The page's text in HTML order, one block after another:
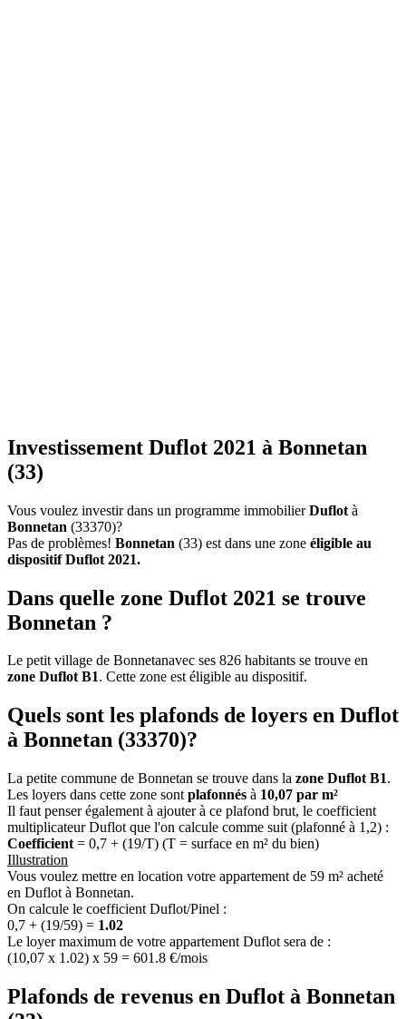
Investissement Duflot 2021 à Bonnetan
(33)
Vous voulez investir dans un programme immobilierDuflot à
Bonnetan (33370)?
Pas de problèmes! Bonnetan (33) est dans une zone éligible au
dispositif Duflot 2021.
Dans quelle zone Duflot 2021 se trouve
Bonnetan ?
Le petit village de Bonnetanavec ses 826 habitants se trouve en
zone Duflot B1. Cette zone est éligible au dispositif.
Quels sont les plafonds de loyers en Duflot
à Bonnetan (33370)?
La petite commune de Bonnetan se trouve dans la zone Duflot B1.
Les loyers dans cette zone sont plafonnés à 10,07 par m²
Il faut penser également à ajouter à ce plafond brut, le coefficient
multiplicateur Duflot que l'on calcule comme suit (plafonné à 1,2) :
Coefficient = 0,7 + (19/T) (T = surface en m² du bien)
Illustration
Vous voulez mettre en location votre appartement de 59 m² acheté
en Duflot à Bonnetan.
On calcule le coefficient Duflot/Pinel :
0,7 + (19/59) = 1.02
Le loyer maximum de votre appartement Duflot sera de :
(10,07 x 1.02) x 59 = 601.8 €/mois
Plafonds de revenus en Duflot à Bonnetan